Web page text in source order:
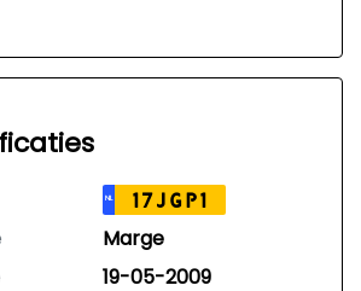
mag verwachten
BOVAG-hulploket bij
van BOVAG
NL 17JGP1
Marge
19-05-2009